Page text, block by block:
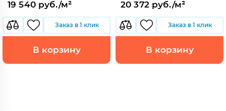
19 540 руб./м²
Заказ в 1 клик
В корзину
20 372 руб./м²
Заказ в 1 клик
В корзину